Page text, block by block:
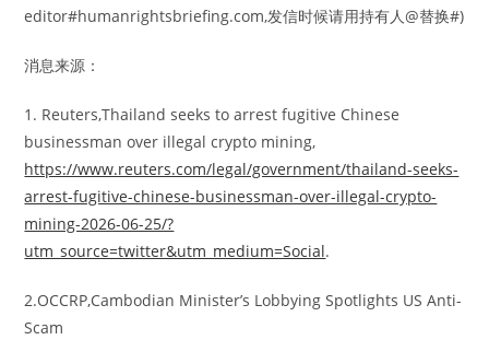
editor#humanrightsbriefing.com,发信时候请用持有人@替换#)
消息来源：
1. Reuters,Thailand seeks to arrest fugitive Chinese
businessman over illegal crypto mining,
https://www.reuters.com/legal/government/thailand-seeks-
arrest-fugitive-chinese-businessman-over-illegal-crypto-
mining-2026-06-25/?
utm_source=twitter&utm_medium=Social.
2.OCCRP,Cambodian Minister’s Lobbying Spotlights US Anti-
Scam